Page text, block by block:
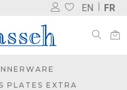
EN FR
PLATES EXTRA